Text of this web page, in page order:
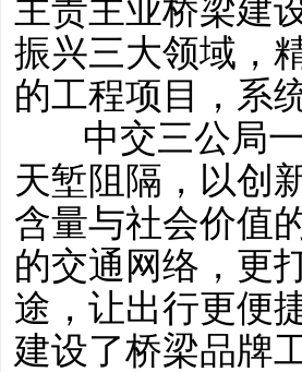
主责主业桥梁建
振兴三大领域，
的工程项目，系
中交三公局一
天堑阻隔，以创
含量与社会价值
的交通网络，更
途，让出行更便
建设了桥梁品牌